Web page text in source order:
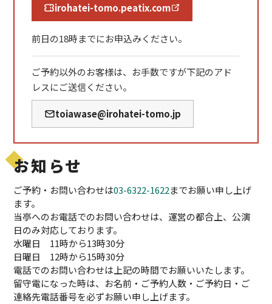
irohatei-tomo.peatix.com
前日の18時までにお申込みください。
ご予約以外のお客様は、お手数ですが下記のアド
レスにご送信ください。
toiawase@irohatei-tomo.jp
お知らせ
ご予約・お問い合わせは03-6322-1622までお願い申し上げ
ます。
当亭へのお電話でのお問い合わせは、運営の都合上、公演
日のみ対応しております。
水曜日 11時から13時30分
日曜日 12時から15時30分
電話でのお問い合わせは上記の時間でお願いいたします。
留守電になった時は、お名前・ご予約人数・ご予約日・ご
連絡先電話番号を必ずお願い申し上げます。